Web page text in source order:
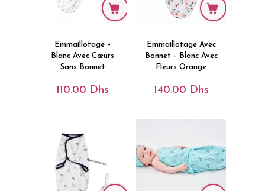
Emmaillotage –
Blanc Avec Cœurs
Sans Bonnet
110.00 Dhs
Emmaillotage Avec
Bonnet – Blanc Avec
Fleurs Orange
140.00 Dhs